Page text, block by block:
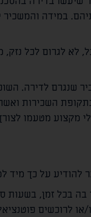
במידה והמשכיר
לא לגרום לכל
שנגרם לדירה.
השכירות
מקצוע מטעמו
להודיע על כך מיד
בה בכל זמן, בשעות
או לרוכשים